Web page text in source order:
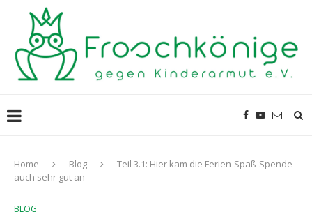
Home Blog
Teil 3.1: Hier kam die Ferien-Spaß-Spende
auch sehr gut an
BLOG